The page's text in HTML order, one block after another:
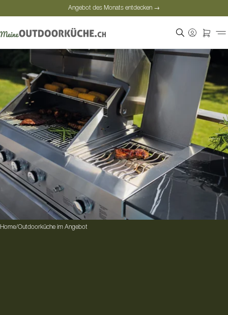
Angebot des Monats entdecken →
Angebot des Monats entdecken →
Home/Outdoorküche im Angebot